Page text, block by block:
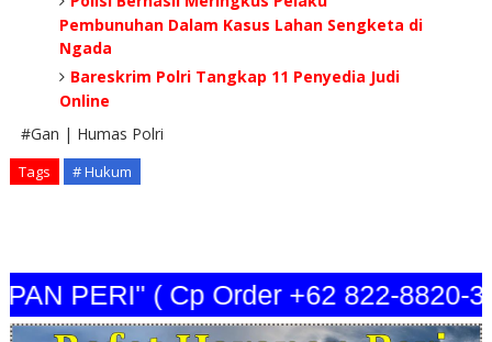
Pembunuhan Dalam Kasus Lahan Sengketa di
Ngada
Bareskrim Polri Tangkap 11 Penyedia Judi
Online
#Gan | Humas Polri
Tags # Hukum
PERI" ( Cp Order +62 822-8820-